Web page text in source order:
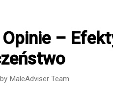
–
by MaleAdviser Team